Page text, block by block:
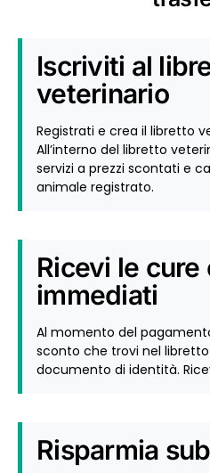
Iscriviti al
veterinario
Registrati e crea il libretto
All’interno del libretto
servizi a prezzi scontati e
animale registrato.
Ricevi le cure
immediati
Al momento del
sconto che trovi nel
documento di identità.
Risparmia